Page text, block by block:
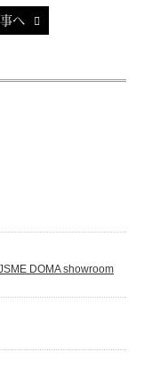
へ
DOMA showroom